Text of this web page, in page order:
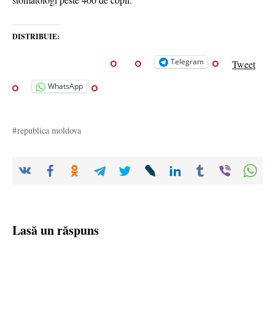
DISTRIBUIE:
Telegram Tweet
WhatsApp
republica moldova
Lasă un răspuns